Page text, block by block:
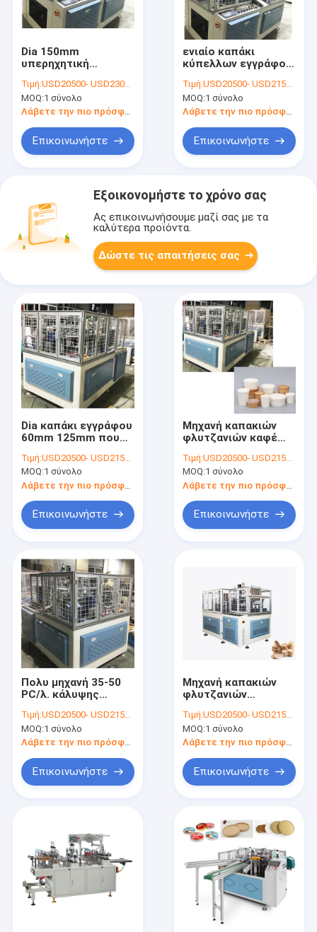
Προϊόντα
Περίπου εμείς
Γύρος εργοστασίων
Dia 150mm
υπερηχητική
μηχανή καπακιών
φλυτζανιών για το
κύπελλο εγγράφου
Τιμή:USD20500- USD23000 / set
MOQ:1 σύνολο
Λάβετε την πιο πρόσφατη τιμή
Επικοινωνήστε
ενιαίο καπάκι
κύπελλων εγγράφου
που διαμορφώνει τη
μηχανή 2800KG
Τιμή:USD20500- USD21500 / set
MOQ:1 σύνολο
Λάβετε την πιο πρόσφατη τιμή
Επικοινωνήστε
Εξοικονομήστε το χρόνο σας
Ας επικοινωνήσουμε μαζί σας με τα
καλύτερα προϊόντα.
Δώστε τις απαιτήσεις σας
Dia καπάκι εγγράφου
60mm 125mm που
χαμηλού θορύβου
Τιμή:USD20500- USD21500 / set
MOQ:1 σύνολο
Λάβετε την πιο πρόσφατη τιμή
Επικοινωνήστε
Μηχανή καπακιών
φλυτζανιών καφέ
PLC CE για το καπάκι
φλυτζανιών
εγγράφου
Τιμή:USD20500- USD21500 / set
MOQ:1 σύνολο
Επικοινωνήστε
Πολυ μηχανή 35-50
PC/λ. κάλυψης
εγγράφου
λειτουργίας 8oz
12oz 16oz
Τιμή:USD20500- USD21500 / set
MOQ:1 σύνολο
Λάβετε την πιο πρόσφατη τιμή
Επικοινωνήστε
Μηχανή καπακιών
φλυτζανιών
ενός χρόνου 180-
400gsm για
Τιμή:USD20500- USD21500 / set
MOQ:1 σύνολο
Λάβετε την πιο πρόσφατη τιμή
Επικοινωνήστε